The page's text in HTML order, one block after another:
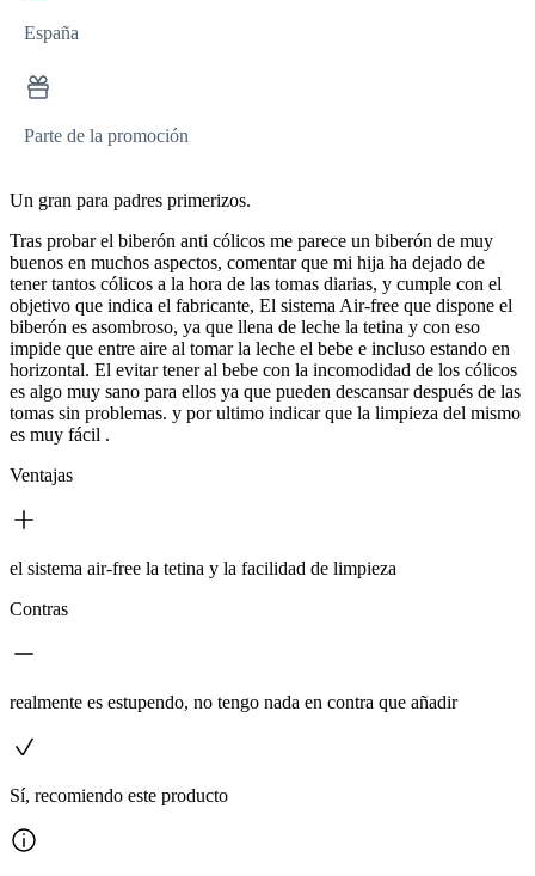
España
Parte de la promoción
Un gran para padres primerizos.
Tras probar el biberón anti cólicos me parece un biberón de muy
buenos en muchos aspectos, comentar que mi hija ha dejado de
tener tantos cólicos a la hora de las tomas diarias, y cumple con el
objetivo que indica el fabricante, El sistema Air-free que dispone el
biberón es asombroso, ya que llena de leche la tetina y con eso
impide que entre aire al tomar la leche el bebe e incluso estando en
horizontal. El evitar tener al bebe con la incomodidad de los cólicos
es algo muy sano para ellos ya que pueden descansar después de las
tomas sin problemas. y por ultimo indicar que la limpieza del mismo
es muy fácil .
Ventajas
el sistema air-free la tetina y la facilidad de limpieza
Contras
realmente es estupendo, no tengo nada en contra que añadir
Sí, recomiendo este producto